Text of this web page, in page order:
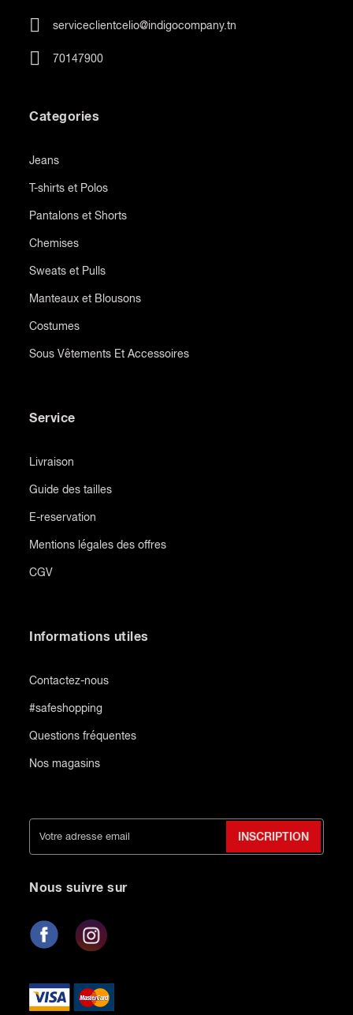
serviceclientcelio@indigocompany.tn
70147900
Categories
Jeans
T-shirts et Polos
Pantalons et Shorts
Chemises
Sweats et Pulls
Manteaux et Blousons
Costumes
Sous Vêtements Et Accessoires
Service
Livraison
Guide des tailles
E-reservation
Mentions légales des offres
CGV
Informations utiles
Contactez-nous
#safeshopping
Questions fréquentes
Nos magasins
INSCRIPTION
Nous suivre sur